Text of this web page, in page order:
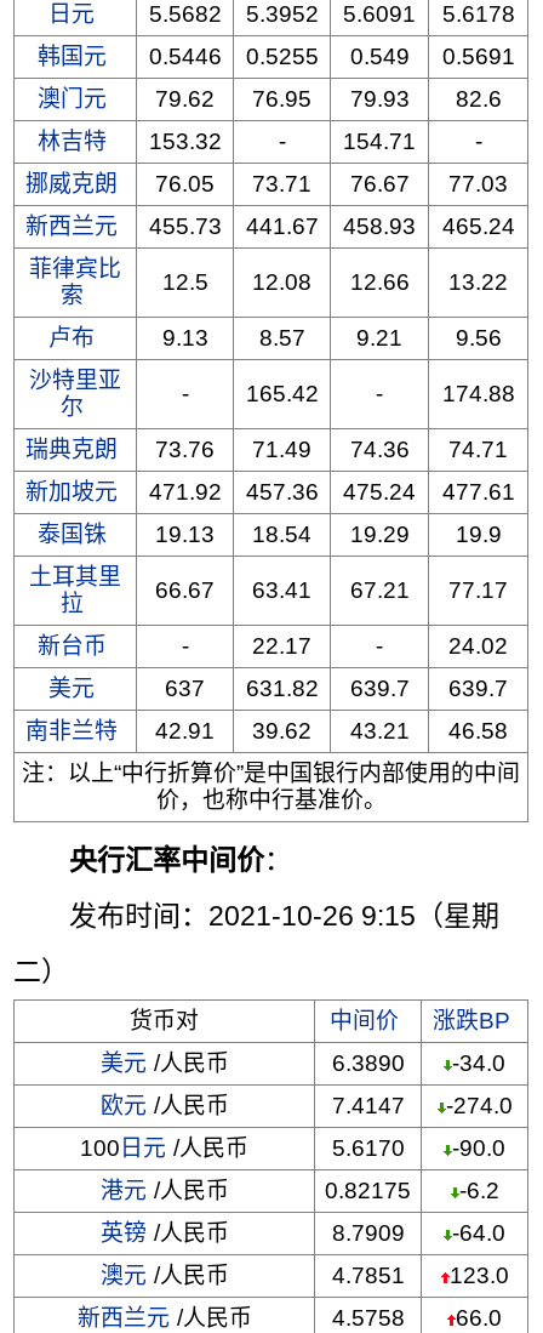
日元
5.5682 5.3952 5.6091
5.6178
韩国元
0.5446 0.5255 0.549
0.5691
澳门元
79.62 76.95 79.93
82.6
林吉特
153.32 - 154.71
-
挪威克朗
76.05 73.71 76.67
77.03
新西兰元
455.73 441.67 458.93
465.24
菲律宾比
索
12.5 12.08 12.66 13.22
卢布 9.13 8.57 9.21
9.56
沙特里亚
尔
- 165.42 - 174.88
瑞典克朗 73.76 71.49 74.36
74.71
新加坡元
471.92 457.36 475.24
477.61
泰国铢
19.13 18.54 19.29
19.9
土耳其里
拉
66.67 63.41 67.21 77.17
新台币 - 22.17 -
24.02
美元
637 631.82 639.7
639.7
南非兰特
42.91 39.62 43.21
46.58
注：以上“中行折算价”是中国银行内部使用的中间
价，也称中行基准价。
央行汇率中间价：
发布时间：2021-10-26 9:15（星期
二）
货币对 中间价
涨跌BP
美元 /人民币 6.3890
-34.0
欧元 /人民币 7.4147
-274.0
100 日元 /人民币 5.6170
-90.0
港元 /人民币 0.82175
-6.2
英镑 /人民币 8.7909
-64.0
澳元 /人民币 4.7851
123.0
新西兰元 /人民币 4.5758
66.0